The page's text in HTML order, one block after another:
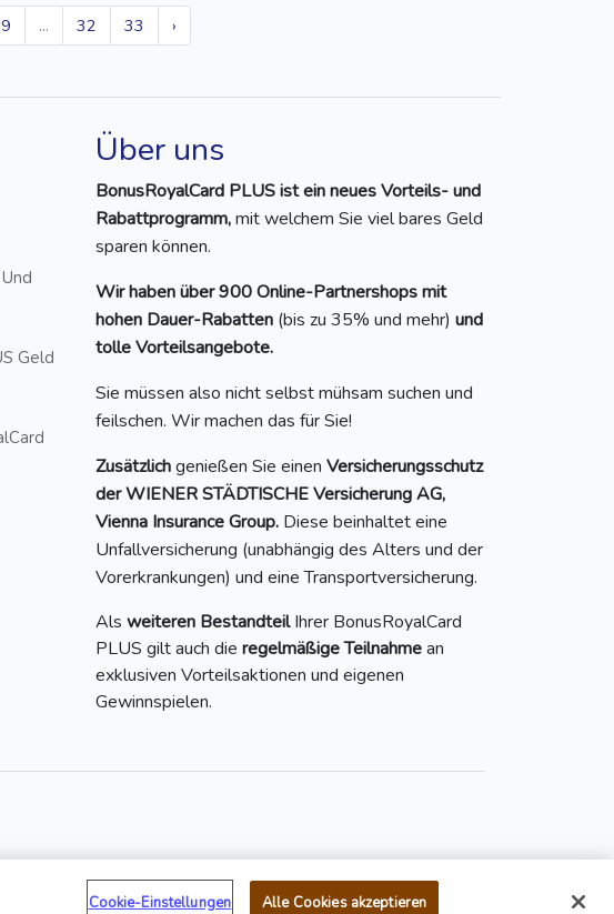
... 32 33 ›
Geld
Über uns
BonusRoyalCard PLUS ist ein neues Vorteils- und
Rabattprogramm,mit welchem Sie viel bares Geld
sparen können.
Wir haben über 900 Online-Partnershops mit
hohen Dauer-Rabatten (bis zu 35% und mehr) und
tolle Vorteilsangebote.
Sie müssen also nicht selbst mühsam suchen und
feilschen. Wir machen das für Sie!
Zusätzlichgenießen Sie einen Versicherungsschutz
der WIENER STÄDTISCHE Versicherung AG,
Vienna Insurance Group. Diese beinhaltet eine
Unfallversicherung (unabhängig des Alters und der
Vorerkrankungen) und eine Transportversicherung.
Als weiteren BestandteilIhrer BonusRoyalCard
PLUS gilt auch die regelmäßige Teilnahmean
exklusiven Vorteilsaktionen und eigenen
Gewinnspielen.
20860881 | E-Mail:service@bonusroyal.at
Cookie-Einstellungen Alle Cookies akzeptieren